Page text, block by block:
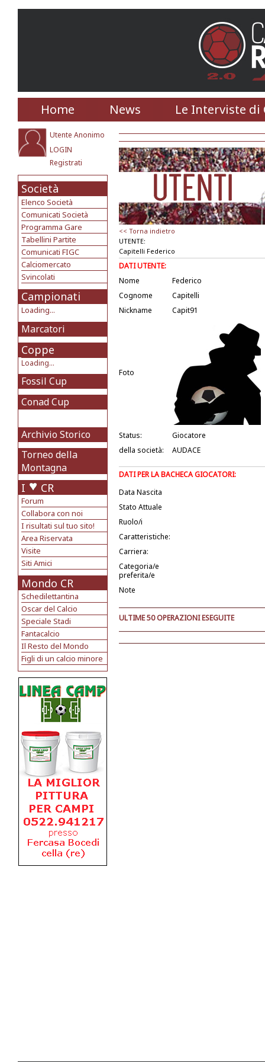
Home News Le Interviste di
Utente Anonimo
LOGIN
Registrati
Società
Elenco Società
Comunicati Società
Programma Gare
Tabellini Partite
Comunicati FIGC
Calciomercato
Svincolati
Campionati
Loading...
Marcatori
Coppe
Loading...
Fossil Cup
Conad Cup
Archivio Storico
Torneo della
Montagna
I CR
Forum
Collabora con noi
I risultati sul tuo sito!
Area Riservata
Visite
Siti Amici
Mondo CR
Schedilettantina
Oscar del Calcio
Speciale Stadi
Fantacalcio
Il Resto del Mondo
Figli di un calcio minore
<< Torna indietro
UTENTE:
Capitelli Federico
DATI UTENTE:
Nome
Federico
Cognome
Capitelli
Nickname
Capit91
Foto
Status:
Giocatore
della società:
AUDACE
DATI PER LA BACHECA GIOCATORI:
Data Nascita
Stato Attuale
Ruolo/i
Caratteristiche:
Carriera:
Categoria/e
preferita/e
Note
ULTIME 50 OPERAZIONI ESEGUITE